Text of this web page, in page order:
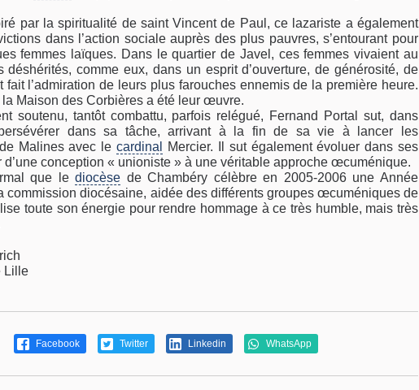
par la spiritualité de saint Vincent de Paul, ce lazariste a également
dans l’action sociale auprès des plus pauvres, s’entourant pour
femmes laïques. Dans le quartier de Javel, ces femmes vivaient au
déshérités, comme eux, dans un esprit d’ouverture, de générosité, de
fait l’admiration de leurs plus farouches ennemis de la première heure.
la Maison des Corbières a été leur œuvre.
soutenu, tantôt combattu, parfois relégué, Fernand Portal sut, dans
persévérer dans sa tâche, arrivant à la fin de sa vie à lancer les
Malines avec lecardinal
Mercier. Il sut également évoluer dans ses
d’une conception « unioniste » à une véritable approche œcuménique.
que lediocèse de Chambéry célèbre en 2005-2006 une Année
commission diocésaine, aidée des différents groupes œcuméniques de
toute son énergie pour rendre hommage à ce très humble, mais très
Lille
Facebook Twitter Linkedin WhatsApp